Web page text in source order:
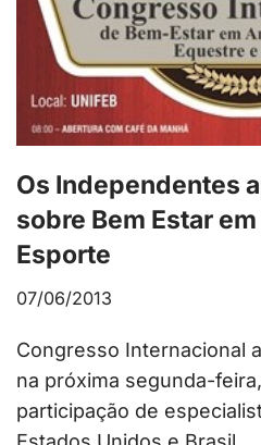
Os Independentes
sobre Bem Estar
Esporte
07/06/2013
Congresso Internacional
na próxima segunda-
participação de